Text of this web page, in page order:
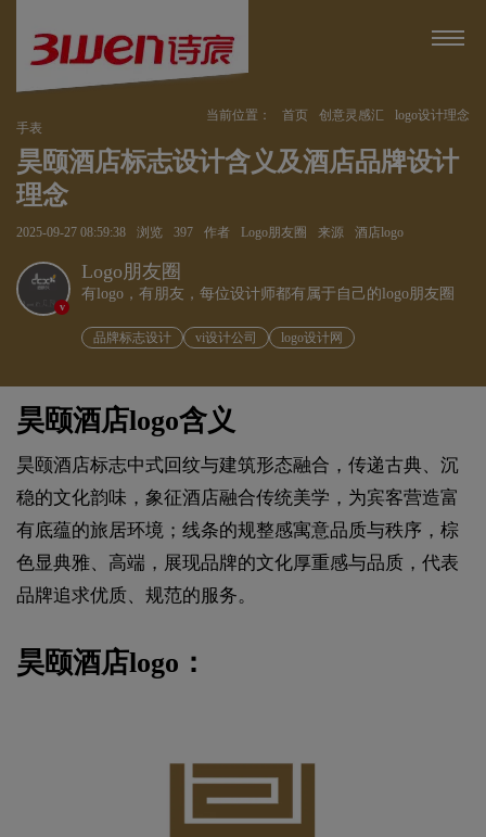
当前位置： 首页 创意灵感汇
logo设计理念
手表
昊颐酒店标志设计含义及酒店品牌设计
理念
2025-09-27 08:59:38 浏览 397 作者 Logo朋友圈 来源 酒店logo
v
Logo朋友圈
有logo，有朋友，每位设计师都有属于自己的logo朋友圈
品牌标志设计 vi设计公司 logo设计网
昊颐酒店logo含义
昊颐酒店标志中式回纹与建筑形态融合，传递古典、沉
稳的文化韵味，象征酒店融合传统美学，为宾客营造富
有底蕴的旅居环境；线条的规整感寓意品质与秩序，棕
色显典雅、高端，展现品牌的文化厚重感与品质，代表
品牌追求优质、规范的服务。
昊颐酒店logo：